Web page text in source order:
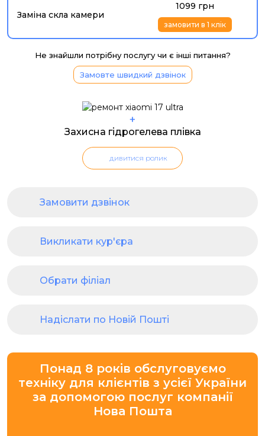
Заміна скла камери
1099 грн
замовити в 1 клік
Не знайшли потрібну послугу чи є інші питання?
Замовте швидкий дзвінок
+
Захисна гідрогелева плівка
дивитися ролик
Замовити дзвінок
Викликати кур'єра
Обрати філіал
Надіслати по Новій Пошті
Понад 8 років обслуговуємо
техніку для клієнтів з усієї України
за допомогою послуг компанії
Нова Пошта